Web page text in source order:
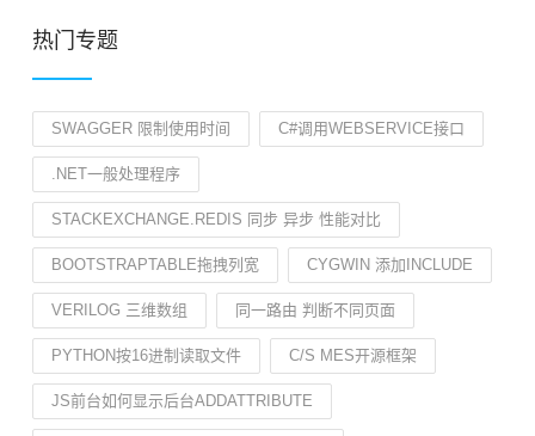
热门专题
SWAGGER 限制使用时间 C#调用WEBSERVICE接口
.NET一般处理程序
STACKEXCHANGE.REDIS 同步 异步 性能对比
BOOTSTRAPTABLE拖拽列宽 CYGWIN 添加INCLUDE
VERILOG 三维数组 同一路由 判断不同页面
PYTHON按16进制读取文件 C/S MES开源框架
JS前台如何显示后台ADDATTRIBUTE